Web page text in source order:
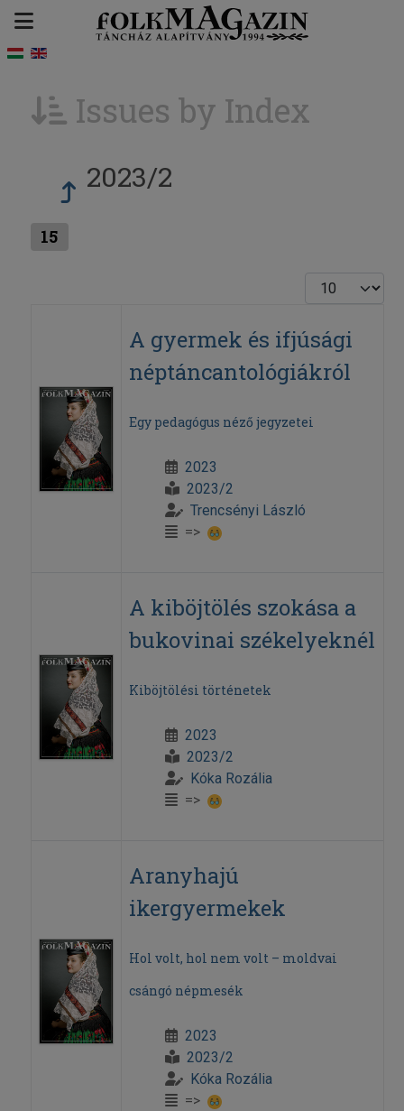
Issues by Index
2023/2
15
Display #
A gyermek és ifjúsági
néptáncantológiákról
Egy pedagógus néző jegyzetei
2023
2023/2
Trencsényi László
=>
A kiböjtölés szokása a
bukovinai székelyeknél
Kiböjtölési történetek
2023
2023/2
Kóka Rozália
=>
Aranyhajú
ikergyermekek
Hol volt, hol nem volt – moldvai
csángó népmesék
2023
2023/2
Kóka Rozália
=>